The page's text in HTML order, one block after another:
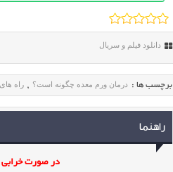
دانلود فیلم و سریال
برچسب ها : درمان ورم معده چگونه است؟ , راه
راهنما
در صورت خرابی